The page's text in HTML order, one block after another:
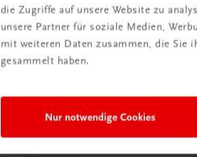
die Zugriffe auf unsere Website zu
unsere Partner für soziale Medien,
mit weiteren Daten zusammen, die Sie
gesammelt haben.
Nur notwendige Cookies
Gut zu wissen